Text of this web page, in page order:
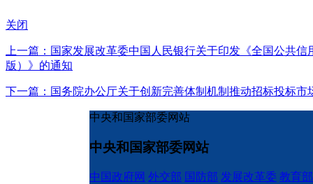
关闭
上一篇：国家发展改革委中国人民银行关于印发《全国公共
版）》的通知
下一篇：国务院办公厅关于创新完善体制机制推动招标投标市
中央和国家部委网站
中央和国家部委网站
中国政府网 外交部 国防部 发展改革委 教育部